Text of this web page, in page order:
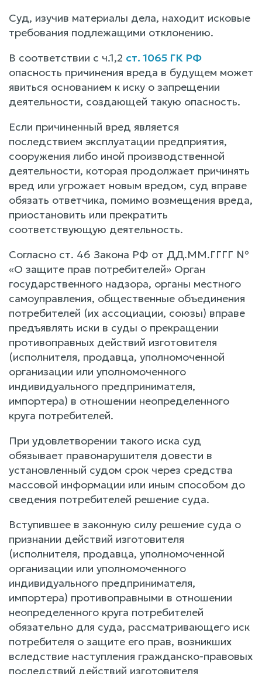
Суд, изучив материалы дела, находит исковые
требования подлежащими отклонению.
В соответствии с ч.1,2 ст. 1065 ГК РФ
опасность причинения вреда в будущем может
явиться основанием к иску о запрещении
деятельности, создающей такую опасность.
Если причиненный вред является
последствием эксплуатации предприятия,
сооружения либо иной производственной
деятельности, которая продолжает причинять
вред или угрожает новым вредом, суд вправе
обязать ответчика, помимо возмещения вреда,
приостановить или прекратить
соответствующую деятельность.
Согласно ст. 46 Закона РФ от ДД.ММ.ГГГГ №
«О защите прав потребителей» Орган
государственного надзора, органы местного
самоуправления, общественные объединения
потребителей (их ассоциации, союзы) вправе
предъявлять иски в суды о прекращении
противоправных действий изготовителя
(исполнителя, продавца, уполномоченной
организации или уполномоченного
индивидуального предпринимателя,
импортера) в отношении неопределенного
круга потребителей.
При удовлетворении такого иска суд
обязывает правонарушителя довести в
установленный судом срок через средства
массовой информации или иным способом до
сведения потребителей решение суда.
Вступившее в законную силу решение суда о
признании действий изготовителя
(исполнителя, продавца, уполномоченной
организации или уполномоченного
индивидуального предпринимателя,
импортера) противоправными в отношении
неопределенного круга потребителей
обязательно для суда, рассматривающего иск
потребителя о защите его прав, возникших
вследствие наступления гражданско-правовых
последствий действий изготовителя